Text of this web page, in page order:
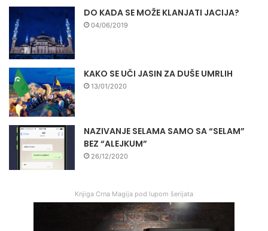
DO KADA SE MOŽE KLANJATI JACIJA?
04/06/2019
KAKO SE UČI JASIN ZA DUŠE UMRLIH
13/01/2020
NAZIVANJE SELAMA SAMO SA “SELAM”
BEZ “ALEJKUM”
26/12/2020
Knjiga Crna Magija pod lupom šerijata